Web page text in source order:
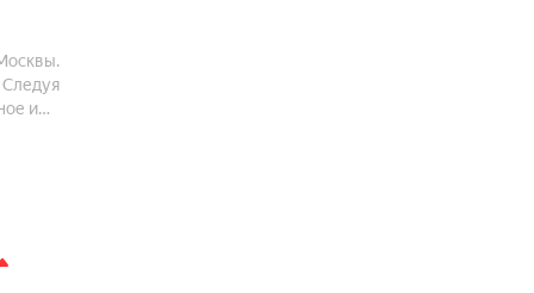
и